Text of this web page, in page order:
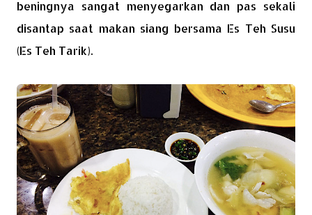
beningnya sangat menyegarkan dan pas sekali
disantap saat makan siang bersama Es Teh Susu
(Es Teh Tarik).